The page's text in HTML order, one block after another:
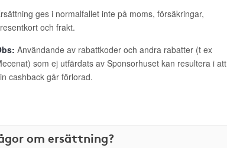
ges i normalfallet inte på moms, försäkringar,
och frakt.
Användande av rabattkoder och andra rabatter (t ex
som ej utfärdats av Sponsorhuset kan resultera i att
cashback går förlorad.
om ersättning?